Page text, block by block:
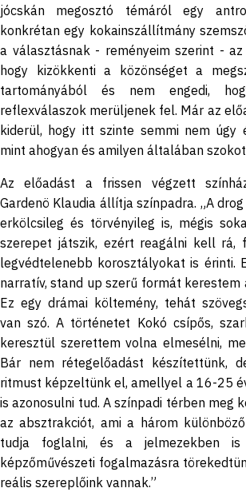
jócskán megosztó témáról egy
konkrétan egy kokainszállítmány
a választásnak - reményeim szerint -
hogy kizökkenti a közönséget a
tartományából és nem engedi,
reflexválaszok merüljenek fel. Már az
kiderül, hogy itt szinte semmi nem úgy
mint ahogyan és amilyen általában
Az előadást a frissen végzett
Gardenö Klaudia állítja színpadra. „A
erkölcsileg és törvényileg is, mégis
szerepet játszik, ezért reagálni kell rá,
legvédtelenebb korosztályokat is érinti.
narratív, stand up szerű formát kerestem
Ez egy drámai költemény, tehát
van szó. A történetet Kokó csípős,
keresztül szerettem volna elmesélni,
Bár nem rétegelőadást készítettünk,
ritmust képzeltünk el, amellyel a 16-25
is azonosulni tud. A színpadi térben meg
az absztrakciót, ami a három
tudja foglalni, és a jelmezekben is
képzőművészeti fogalmazásra
reális szereplőink vannak.”